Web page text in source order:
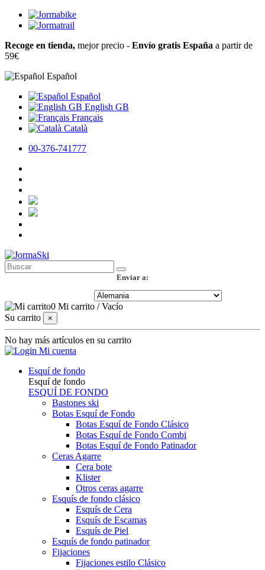
Recoge en tienda, mejor precio - Envío gratis España a partir de
59€
Español
Español
English GB
Français
Català
00-376-741777
Enviar a:
0 Mi carrito /Vacío
Su carrito
×
No hay más artículos en su carrito
Mi cuenta
Esquí de fondo
Esquí de fondo
ESQUÍ DE FONDO
Bastones ski
Botas Esquí de Fondo
Botas Esquí de Fondo Clásico
Botas Esquí de Fondo Combi
Botas Esquí de Fondo Patinador
Ceras Agarre
Cera bote
Klister
Otros ceras agarre
Esquís de fondo clásico
Esquís de Cera
Esquís de Escamas
Esquís de Piel
Esquís de fondo patinador
Fijaciones
Fijaciones estilo Clásico